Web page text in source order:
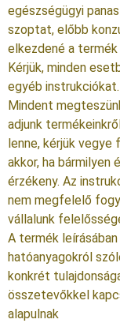
egészségügyi
szoptat, előbb
elkezdené a
Kérjük, minden
egyéb instrukciókat.
Mindent
adjunk
lenne, kérjük
akkor, ha bármilyen
érzékeny. Az
nem megfelelő
vállalunk
A termék
hatóanyagokról
konkrét
összetevőkkel
alapulnak